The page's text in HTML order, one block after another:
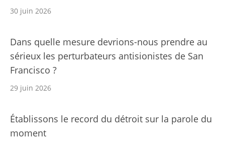
30 juin 2026
Dans quelle mesure devrions-nous prendre au
sérieux les perturbateurs antisionistes de San
Francisco ?
29 juin 2026
Établissons le record du détroit sur la parole du
moment